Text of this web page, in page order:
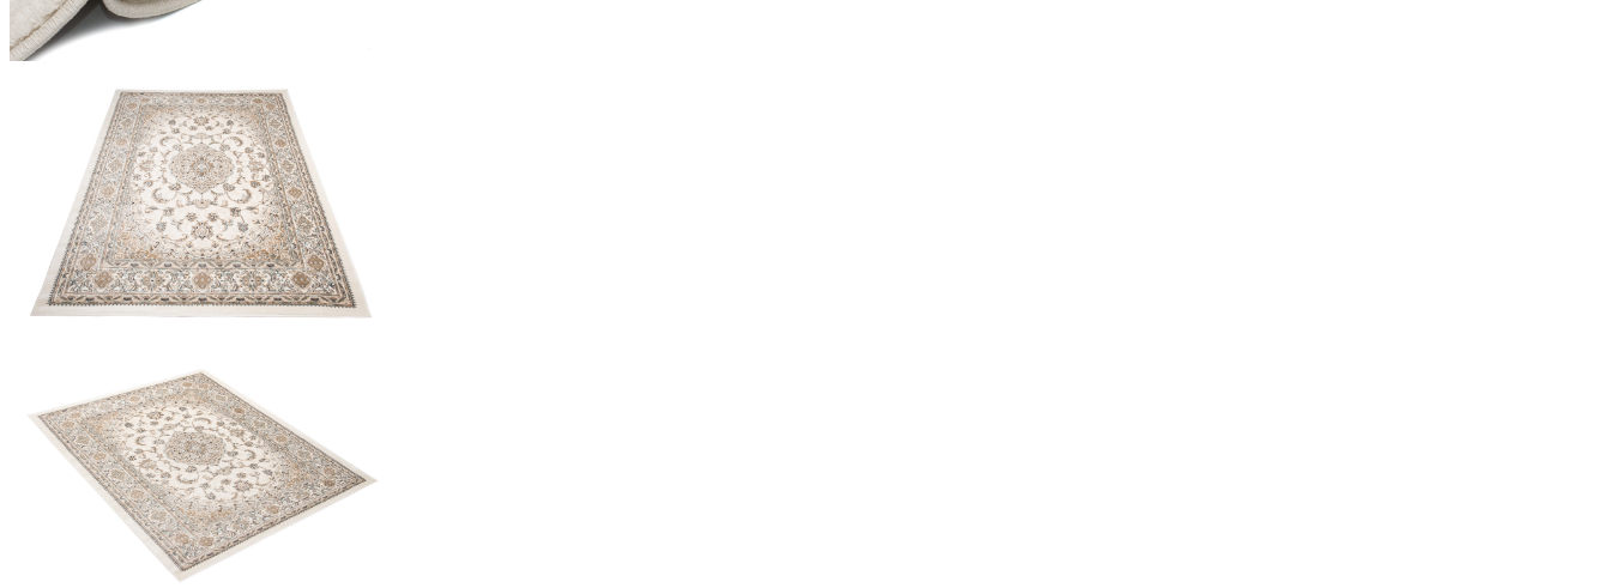
I cookie relativi alle preferenze permettono al sito di ricordare informazioni che modificano il modo in cui il sito appare o si comporta, ad
esempio la tua lingua preferita o la regione in cui ti trovi.
Statistica
I cookie di marketing vengono utilizzati per tracciare gli utenti attraverso i siti web. L'obiettivo è quello di mostrare annunci pertinenti e
interessanti per i singoli utenti e quindi più preziosi per gli editori e gli inserzionisti di terze parti.